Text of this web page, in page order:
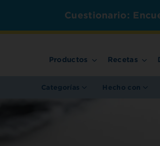
Cuestionario:
Productos Recetas
Categorías Hecho con